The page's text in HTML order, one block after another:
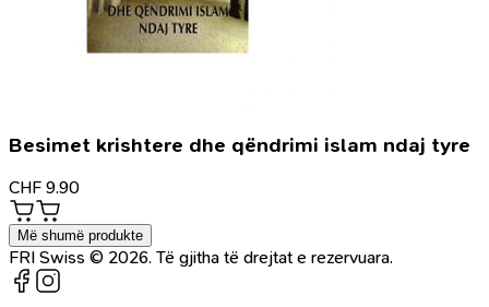
Besimet krishtere dhe qëndrimi islam ndaj tyre
CHF 9.90
Më shumë produkte
FRI Swiss © 2026. Të gjitha të drejtat e rezervuara.